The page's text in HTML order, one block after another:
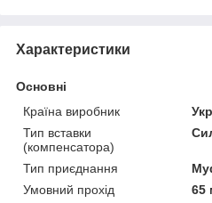
Характеристики
Основні
Країна виробник
Тип вставки
(компенсатора)
Тип приєднання
Умовний прохід
65